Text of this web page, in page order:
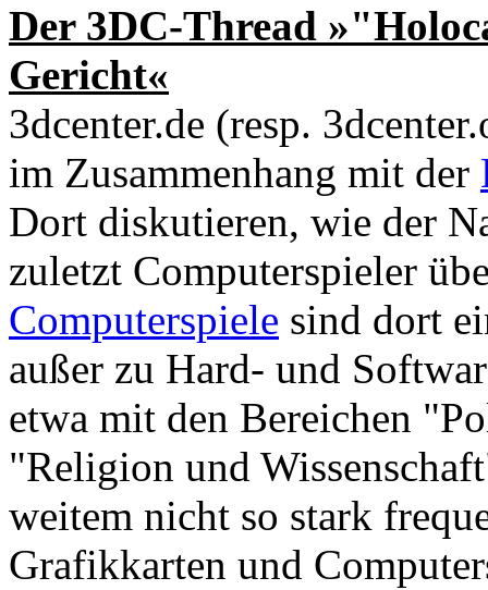
Der 3DC-Thread
Gericht«
3dcenter.de (resp.
im Zusammenhang mit der
Dort diskutieren, wie der
zuletzt Computerspieler
Computerspiele sind dort
außer zu Hard- und
etwa mit den Bereichen
"Religion und
weitem nicht so stark
Grafikkarten und